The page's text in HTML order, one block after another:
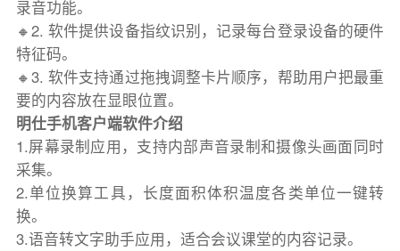
录音功能。
🔸2. 软件提供设备指纹识别，记录每台登录设备的硬件
特征码。
🔸3. 软件支持通过拖拽调整卡片顺序，帮助用户把最重
要的内容放在显眼位置。
明仕手机客户端软件介绍
1.屏幕录制应用，支持内部声音录制和摄像头画面同时
采集。
2.单位换算工具，长度面积体积温度各类单位一键转
换。
3.语音转文字助手应用，适合会议课堂的内容记录。